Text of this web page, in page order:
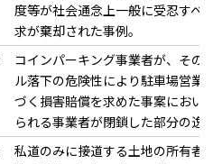
度等が社会通念上一般に受忍すべ
求が棄却された事例。
コインパーキング事業者が、その
ル落下の危険性により駐車場営業
づく損害賠償を求めた事案におい
られる事業者が閉鎖した部分の逸
私道のみに接道する土地の所有者